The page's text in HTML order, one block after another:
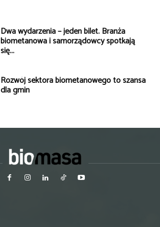
Dwa wydarzenia – jeden bilet. Branża
biometanowa i samorządowcy spotkają
się...
Rozwój sektora biometanowego to szansa
dla gmin